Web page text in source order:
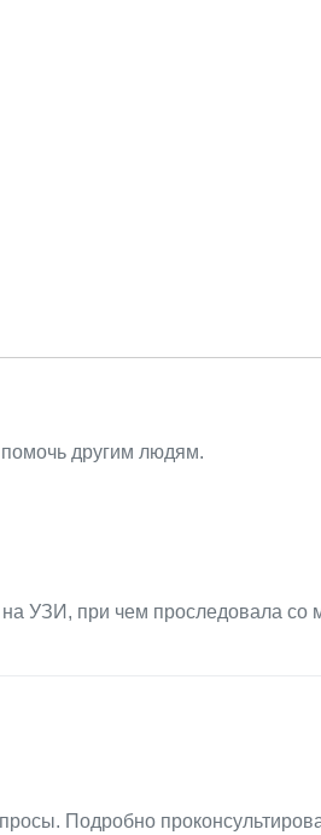
другим людям.
УЗИ, при чем проследовала со
Подробно